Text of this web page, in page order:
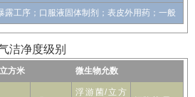
露工序；口服液固体制剂；表皮外用药；一般
洁净度级别
方米 微生物允数
浮游菌/立方